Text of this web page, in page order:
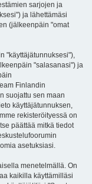
sarjojen ja
ja lähettämäsi
(jälkeenpäin "omat
"käyttäjätunnuksesi"),
"salasanasi") ja
Finlandin
suojattu sen maan
käyttäjätunnuksen,
rekisteröityessä on
päättää mitkä tiedot
asetuksiasi.
menetelmällä. On
kaikilla käyttämilläsi